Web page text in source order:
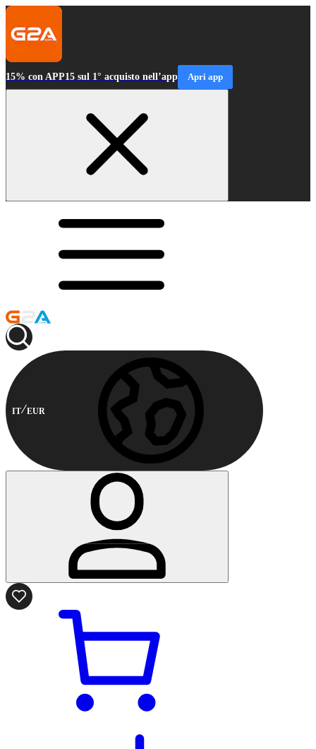
15% con APP15 sul 1° acquisto nell’app Apri app
IT EUR